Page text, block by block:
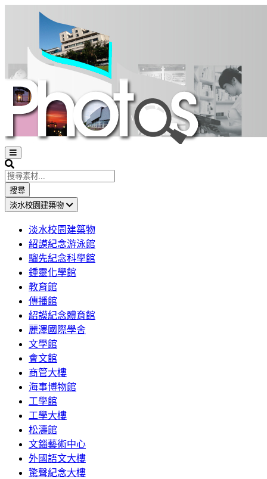
Open
sidebar
Search
搜尋
淡水校園建築物
淡水校園建築物
紹謨紀念游泳館
騮先紀念科學館
鍾靈化學館
教育館
傳播館
紹謨紀念體育館
麗澤國際學舍
文學館
會文館
商管大樓
海事博物館
工學館
工學大樓
松濤館
文錙藝術中心
外國語文大樓
驚聲紀念大樓